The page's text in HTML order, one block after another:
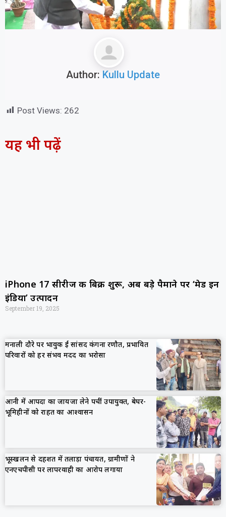
Author: Kullu Update
Post Views: 262
यह भी पढ़ें
iPhone 17 सीरीज की बिक्री शुरू, अब बड़े पैमाने पर ‘मेड इन
इंडिया’ उत्पादन
September 19, 2025
मनाली दौरे पर भावुक हुईं सांसद कंगना रणौत, प्रभावित
परिवारों को हर संभव मदद का भरोसा
आनी में आपदा का जायजा लेने पहुंचीं उपायुक्त, बेघर-
भूमिहीनों को राहत का आश्वासन
भूस्खलन से दहशत में तलाड़ा पंचायत, ग्रामीणों ने
एनएचपीसी पर लापरवाही का आरोप लगाया